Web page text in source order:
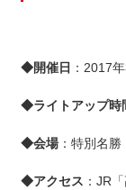
◆開催日 ：2017
◆ライトアップ時
◆会場：特別名勝
◆アクセス ：JR